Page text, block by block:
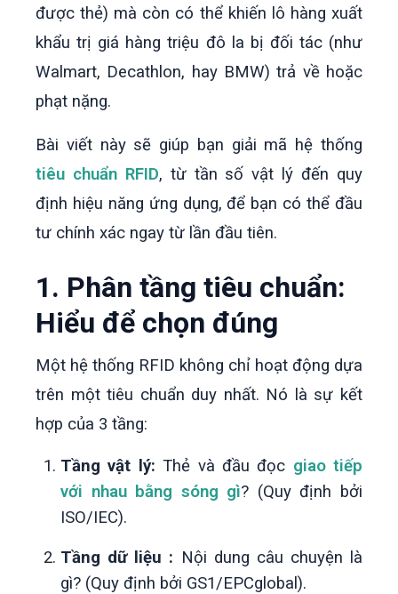
được thẻ) mà còn có thể khiến lô hàng xuất
khẩu trị giá hàng triệu đô la bị đối tác (như
Walmart, Decathlon, hay BMW) trả về hoặc
phạt nặng.
Bài viết này sẽ giúp bạn giải mã hệ thống
tiêu chuẩn RFID, từ tần số vật lý đến quy
định hiệu năng ứng dụng, để bạn có thể đầu
tư chính xác ngay từ lần đầu tiên.
1. Phân tầng tiêu chuẩn:
Hiểu để chọn đúng
Một hệ thống RFID không chỉ hoạt động dựa
trên một tiêu chuẩn duy nhất. Nó là sự kết
hợp của 3 tầng:
Tầng vật lý: Thẻ và đầu đọc giao tiếp
với nhau bằng sóng gì? (Quy định bởi
ISO/IEC).
Tầng dữ liệu : Nội dung câu chuyện là
gì? (Quy định bởi GS1/EPCglobal).